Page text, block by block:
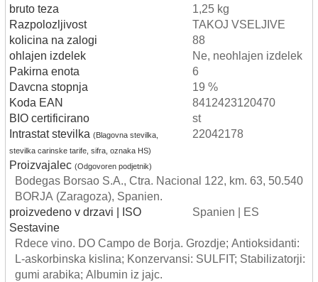
bruto teza
1,25 kg
Razpolozljivost
TAKOJ VSELJIVE
kolicina na zalogi
88
ohlajen izdelek
Ne, neohlajen izdelek
Pakirna enota
6
Davcna stopnja
19 %
Koda EAN
8412423120470
BIO certificirano
st
Intrastat stevilka (Blagovna stevilka,
stevilka carinske tarife, sifra, oznaka HS)
22042178
Proizvajalec (Odgovoren podjetnik)
Bodegas Borsao S.A., Ctra. Nacional 122, km. 63, 50.540
BORJA (Zaragoza), Spanien.
proizvedeno v drzavi | ISO
Spanien | ES
Sestavine
Rdece vino. DO Campo de Borja. Grozdje; Antioksidanti:
L-askorbinska kislina; Konzervansi: SULFIT; Stabilizatorji:
gumi arabika; Albumin iz jajc.